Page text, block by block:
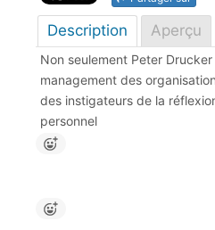
Description Aperçu
Non seulement Peter
management des
des instigateurs de la
personnel